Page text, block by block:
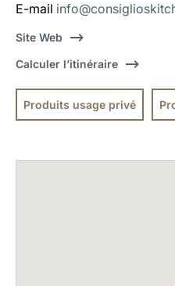
E-mail
Site Web
Calculer l’itinéraire
Produits usage privé